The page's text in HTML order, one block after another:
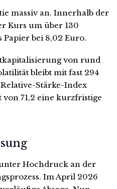
massiv an. Innerhalb der
Kurs um über 130
bei 8,02 Euro.
von rund
bleibt mit fast 294
Stärke-Index
71,2 eine kurzfristige
Hochdruck an der
Im April 2026